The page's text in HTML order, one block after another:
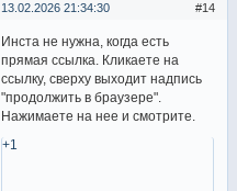
14
13.02.2026 21:34:30
Инста не нужна, когда есть
прямая ссылка. Кликаете на
ссылку, сверху выходит надпись
"продолжить в браузере".
Нажимаете на нее и смотрите.
+1